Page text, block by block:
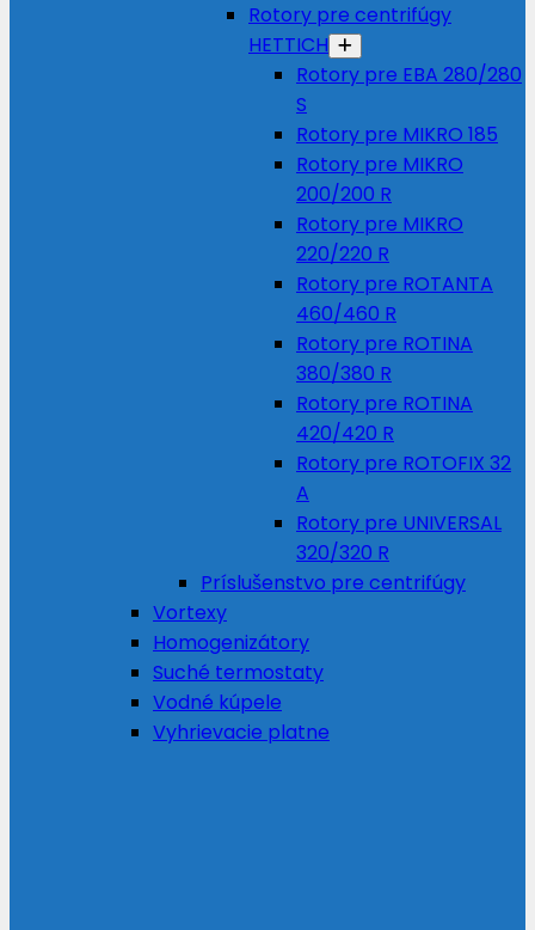
Rotory pre centrifúgy
HETTICH
Rotory pre EBA 280/280
S
Rotory pre MIKRO 185
Rotory pre MIKRO
200/200 R
Rotory pre MIKRO
220/220 R
Rotory pre ROTANTA
460/460 R
Rotory pre ROTINA
380/380 R
Rotory pre ROTINA
420/420 R
Rotory pre ROTOFIX 32
A
Rotory pre UNIVERSAL
320/320 R
Príslušenstvo pre centrifúgy
Vortexy
Homogenizátory
Suché termostaty
Vodné kúpele
Vyhrievacie platne